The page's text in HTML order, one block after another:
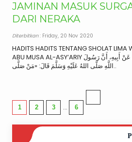
JAMINAN MASUK
DARI NERAKA
Diterbitkan: Friday, 20 Nov 2020
HADITS HADITS TENTANG SHOLAT LIMA
ABU MUSA AL-ASY’ARIY عَنْ أَبِي بَكْرِ بْنِ أَبِي مُوسَى، عَنْ أَبِيهِ، أَنَّ رَسُولَ
اللَّهِ صَلَّى اللهُ عَلَيْهِ وَسَلَّمَ قَالَ: «مَنْ صَلَّى..
1 2 3 … 6